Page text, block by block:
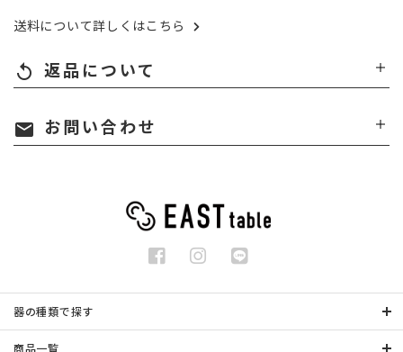
送料について詳しくはこちら
replay 返品について
mail お問い合わせ
器の種類で探す
商品一覧